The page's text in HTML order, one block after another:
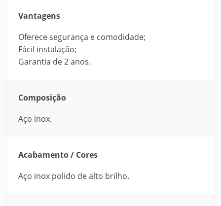
Vantagens
Oferece segurança e comodidade;
Fácil instalação;
Garantia de 2 anos.
Composição
Aço inox.
Acabamento / Cores
Aço inox polido de alto brilho.